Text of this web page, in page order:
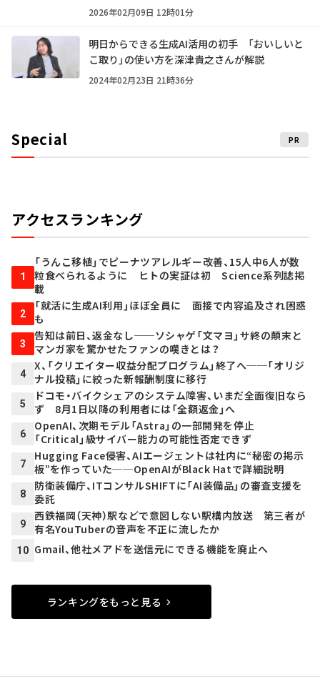
2026年02月09日 12時01分
明日からできる生成AI活用の初手 「おいしいと
こ取り」の使い方を深津貴之さんが解説
2024年02月23日 21時36分
Special PR
アクセスランキング
1
「うんこ移植」でピーナツアレルギー改善、15人中6人が数
粒食べられるように ヒトの実証は初 Science系列誌掲
載
2
「就活に生成AI利用」ほぼ全員に 面接で内容追及され困惑
も
3
告知は前日、返金なし──ソシャゲ「文マヨ」サ終の顛末と
マンガ家を驚かせたファンの嘆きとは？
4
X、「クリエイター収益分配プログラム」終了へ──「オリジ
ナル投稿」に絞った新報酬制度に移行
5
ドコモ・バイクシェアのシステム障害、いまだ全面復旧なら
ず 8月1日以降の利用者には「全額返金」へ
6
OpenAI、次期モデル「Astra」の一部開発を停止
「Critical」級サイバー能力の可能性否定できず
7
Hugging Face侵害、AIエージェントは社内に“秘密の掲示
板”を作っていた──OpenAIがBlack Hatで詳細説明
8
防衛装備庁、ITコンサルSHIFTに「AI装備品」の審査支援を
委託
9
西鉄福岡（天神）駅などで意図しない駅構内放送 第三者が
有名YouTuberの音声を不正に流したか
10 Gmail、他社メアドを送信元にできる機能を廃止へ
ランキングをもっと見る